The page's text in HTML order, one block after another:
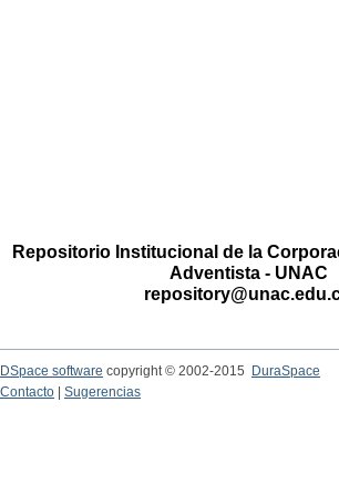
Repositorio Institucional de la
Adventista - UNAC
DSpace software copyright © 2002-2015
DuraSpace
Contacto
Sugerencias